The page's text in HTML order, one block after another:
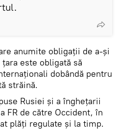
anumite obligații de a-și
este obligată să
dobândă pentru
străină.
Rusiei și a înghețarii
FR de către Occident, în
plăți regulate și la timp.